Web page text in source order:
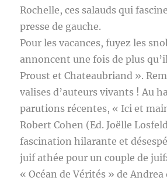
Rochelle, ces salauds qui
presse de gauche.
Pour les vacances, fuyez les
annoncent une fois de plus
Proust et Chateaubriand ».
valises d’auteurs vivants ! Au
parutions récentes, « Ici et
Robert Cohen (Ed. Joëlle
fascination hilarante et
juif athée pour un couple de
« Océan de Vérités » de Andrea